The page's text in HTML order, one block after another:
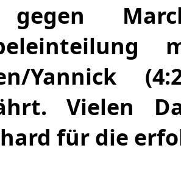
Yannick
Vielen
für die